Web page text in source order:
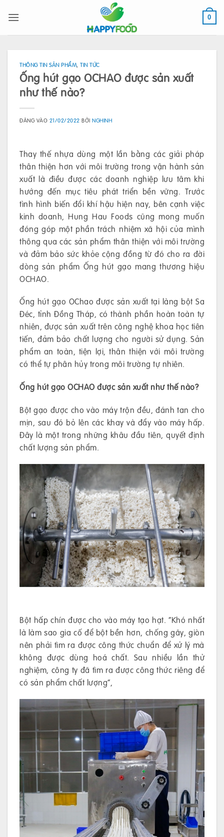
qua
0
THÔNG TIN SẢN PHẨM, TIN TỨC
Ống hút gạo OCHAO được sản xuất
như thế nào?
ĐĂNG VÀO 21/02/2022 BỞINGHINH
Thay thế nhựa dùng một lần bằng các giải pháp
thân thiện hơn với môi trường trong vận hành sản
xuất là điều được các doanh nghiệp lưu tâm khi
hướng đến mục tiêu phát triển bền vững. Trước
tình hình biến đổi khí hậu hiện nay, bên cạnh việc
kinh doanh, Hung Hau Foods cũng mong muốn
đóng góp một phần trách nhiệm xã hội của mình
thông qua các sản phẩm thân thiện với môi trường
và đảm bảo sức khỏe cộng đồng từ đó cho ra đời
dòng sản phẩm Ống hút gạo mang thương hiệu
OCHAO.
Ống hút gạo OChao được sản xuất tại làng bột Sa
Đéc, tỉnh Đồng Tháp, có thành phần hoàn toàn tự
nhiên, được sản xuất trên công nghệ khoa học tiên
tiến, đảm bảo chất lượng cho người sử dụng. Sản
phẩm an toàn, tiện lợi, thân thiện với môi trường
có thể tự phân hủy trong môi trường tự nhiên.
Ống hút gạo OCHAO được sản xuất như thế nào?
Bột gạo được cho vào máy trộn đều, đánh tan cho
mịn, sau đó bỏ lên các khay và đẩy vào máy hấp.
Đây là một trong những khâu đầu tiên, quyết định
chất lượng sản phẩm.
Bột hấp chín được cho vào máy tạo hạt. “Khó nhất
là làm sao gia cố để bột bền hơn, chống gãy, giòn
nên phải tìm ra được công thức chuẩn để xử lý mà
không được dùng hoá chất. Sau nhiều lần thử
nghiệm, công ty đã tìm ra được công thức riêng để
có sản phẩm chất lượng”,